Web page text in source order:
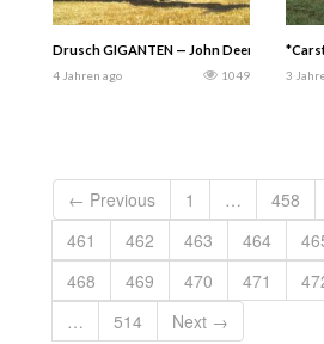
Drusch GIGANTEN — John Deere X9-1100
4 Jahren ago 1049 3
← Previous 1 … 458
461
462 463 464
468
469 470 471
…
514 Next →